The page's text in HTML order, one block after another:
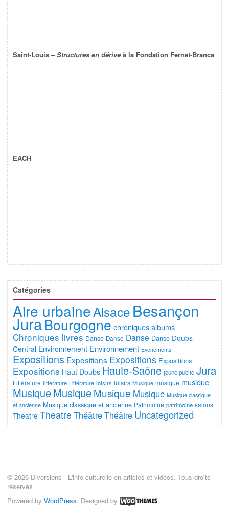
Saint-Louis –Structures en dérive à la Fondation Fernet-Branca
EACH
Catégories
Aire urbaineAlsace Besançon
JuraBourgogne chroniques albums
Chroniques livres Danse Danse Danse Danse Doubs
Central Environnement Environnement Evénements
Expositions Expositions Expositions Expositions
Expositions Haut Doubs Haute-Saône jeune public Jura
Littérature littérature Littérature loisirs loisirs Musique musique musique
MusiqueMusiqueMusique Musique Musique classique
et ancienne Musique classique et ancienne Patrimoine patrimoine salons
Theatre Theatre ThéâtreThéâtre Uncategorized
© 2026 Diversions - L'info culturelle en articles et vidéos. Tous droits
réservés
Powered by WordPress. Designed by